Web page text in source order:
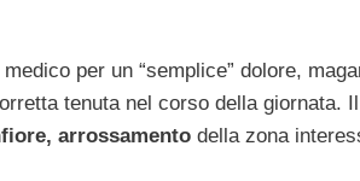
per un “semplice” dolore,
tenuta nel corso della giornata.
arrossamento della zona